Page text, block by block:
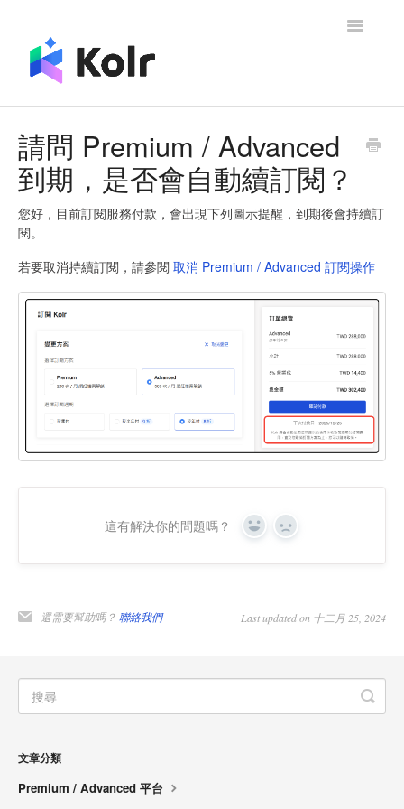
Toggle
網紅相關
其他
聯絡我們
請問 Premium / Advanced
到期，是否會自動續訂閱？
您好，目前訂閱服務付款，會出現下列圖示提醒，到期後會持續訂
閱。
若要取消持續訂閱，請參閱 取消 Premium / Advanced 訂閱操作
這有解決你的問題嗎？ Yes No
還需要幫助嗎？ 聯絡我們 Last updated on 十二月 25, 2024
文章分類
Premium / Advanced 平台